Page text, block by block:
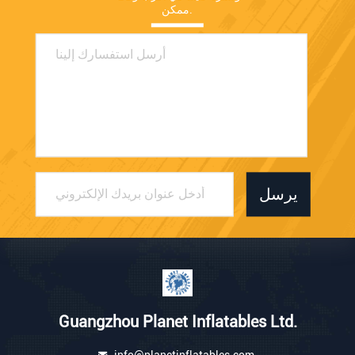
ممكن.
يرسل
Guangzhou Planet Inflatables Ltd.